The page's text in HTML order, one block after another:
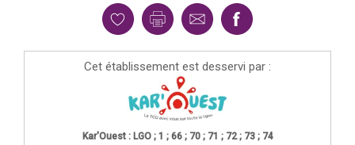
Cet établissement est desservi par :
Kar'Ouest : LGO ; 1 ; 66 ; 70 ; 71 ; 72 ; 73 ; 74